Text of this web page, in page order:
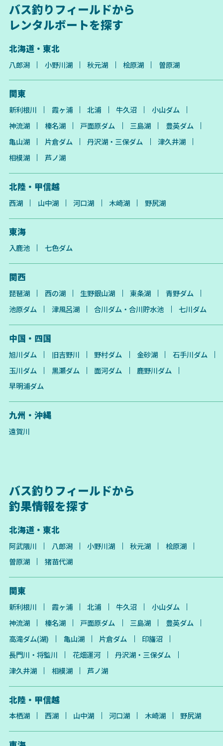
バス釣りフィールドから
レンタルボートを探す
北海道・東北
八郎潟 小野川湖 秋元湖 桧原湖 曽原湖
関東
新利根川 霞ヶ浦 北浦 牛久沼
小山ダム
神流湖
榛名湖 戸面原ダム 三島湖
豊英ダム
亀山湖
片倉ダム 丹沢湖・三保ダム
津久井湖
相模湖
芦ノ湖
北陸・甲信越
西湖 山中湖 河口湖 木崎湖 野尻湖
東海
入鹿池 七色ダム
関西
琵琶湖 西の湖 生野銀山湖 東条湖
青野ダム
池原ダム
津風呂湖 合川ダム・合川貯水池 七川ダム
中国・四国
旭川ダム 旧吉野川 野村ダム 金砂湖
石手川ダム
玉川ダム
黒瀬ダム 面河ダム
鹿野川ダム
早明浦ダム
九州・沖縄
遠賀川
バス釣りフィールドから
釣果情報を探す
北海道・東北
阿武隈川 八郎潟 小野川湖 秋元湖
桧原湖
曽原湖
猪苗代湖
関東
新利根川 霞ヶ浦 北浦 牛久沼
小山ダム
神流湖
榛名湖 戸面原ダム 三島湖
豊英ダム
高滝ダム(湖)
亀山湖 片倉ダム
印旛沼
長門川・将監川
花畑運河
丹沢湖・三保ダム
津久井湖
相模湖 芦ノ湖
北陸・甲信越
本栖湖 西湖 山中湖 河口湖 木崎湖 野尻湖